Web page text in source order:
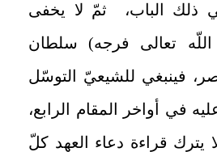
في ذلك الباب، ثمّ لا يخفى
تعالى فرجه) سلطان
فينبغي للشيعيّ التوسّل
في أواخر المقام الرابع،
يترك قراءة دعاء العهد كلّ